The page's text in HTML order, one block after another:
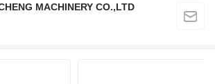
MACHINERY CO.,LTD